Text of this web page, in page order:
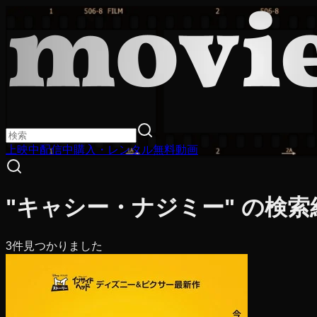
上映中配信中購入・レンタル無料動画
"キャシー・ナジミー" の検索
3件見つかりました